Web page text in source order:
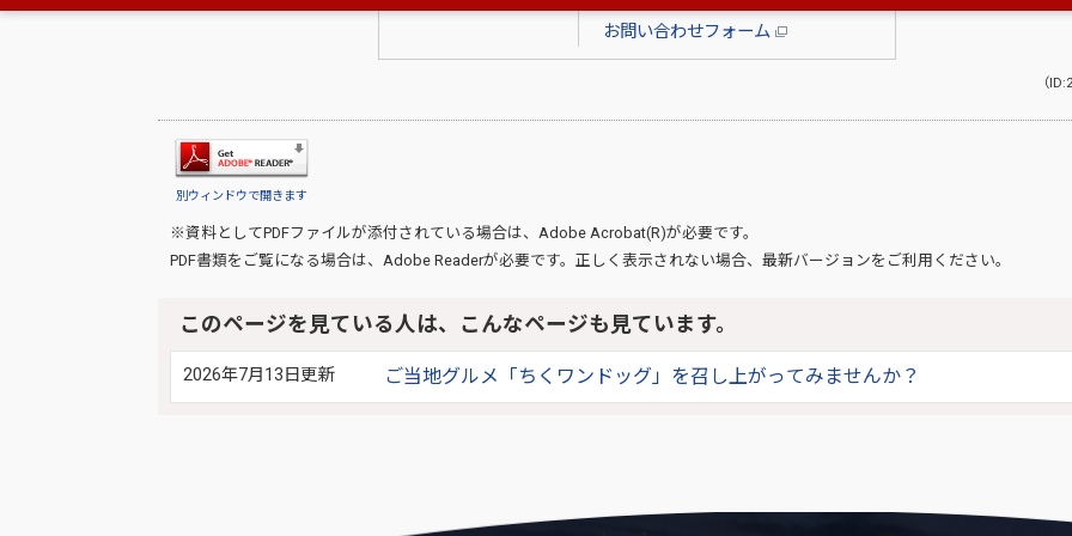
お問い合わせフォーム
（
別ウィンドウで開きます
※資料としてPDFファイルが添付されている場合は、 Adobe Acrobat(R)が必要です。
PDF書類をご覧になる場合は、 Adobe Readerが必要です。正しく表示されない場合、最新バージョンをご利用ください。
このページを見ている人は、こんなページも見ています。
2026年7月13日更新 ご当地グルメ「ちくワンドッグ」を召し上がってみませんか？